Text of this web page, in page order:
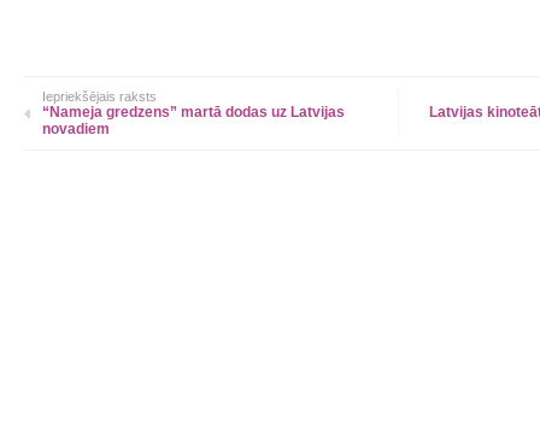
Iepriekšējais raksts
“Nameja gredzens” martā dodas uz Latvijas
novadiem
Latvijas